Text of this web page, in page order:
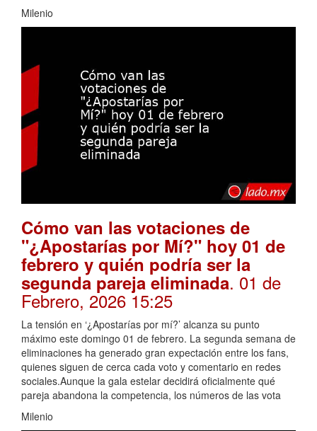
Milenio
Cómo van las votaciones de
"¿Apostarías por Mí?" hoy 01 de
febrero y quién podría ser la
segunda pareja eliminada. 01 de
Febrero, 2026 15:25
La tensión en ‘¿Apostarías por mí?’ alcanza su punto
máximo este domingo 01 de febrero. La segunda semana de
eliminaciones ha generado gran expectación entre los fans,
quienes siguen de cerca cada voto y comentario en redes
sociales.Aunque la gala estelar decidirá oficialmente qué
pareja abandona la competencia, los números de las vota
Milenio